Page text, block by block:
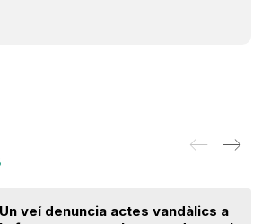
Un veí denuncia actes vandàlics a